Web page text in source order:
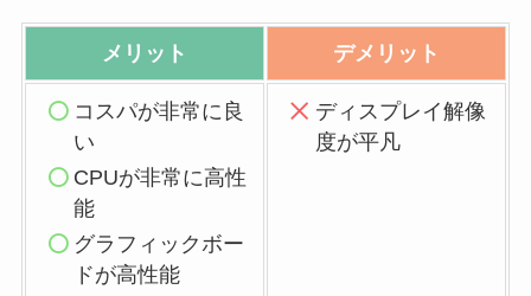
メリット デメリット
コスパが非常に良
い
CPUが非常に高性
能
グラフィックボー
ドが高性能
ディスプレイ解像
度が平凡